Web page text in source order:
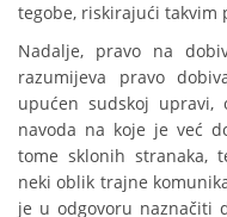
tegobe, riskirajući takvim
Nadalje, pravo na
razumijeva pravo
upućen sudskoj
navoda na koje je već
tome sklonih stranaka,
neki oblik trajne
je u odgovoru naznačiti